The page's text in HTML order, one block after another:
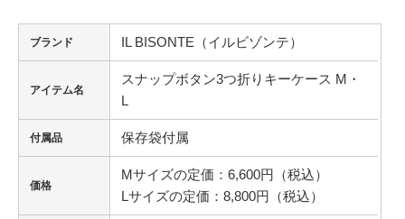
ブランド IL BISONTE（イルビゾンテ）
アイテム名
スナップボタン3つ折りキーケース M・
L
付属品 保存袋付属
価格
Mサイズの定価：6,600円（税込）
Lサイズの定価：8,800円（税込）